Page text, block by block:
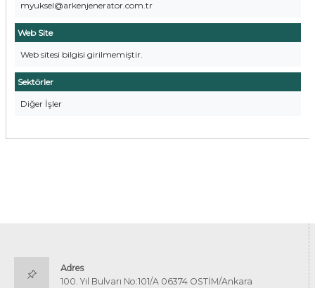
myuksel@arkenjenerator.com.tr
Web Site
Web sitesi bilgisi girilmemiştir.
Sektörler
Diğer İşler
Adres
100. Yıl Bulvarı No:101/A 06374 OSTİM/Ankara